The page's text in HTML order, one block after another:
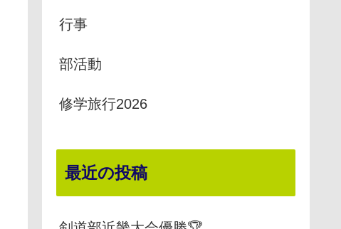
行事
部活動
修学旅行2026
最近の投稿